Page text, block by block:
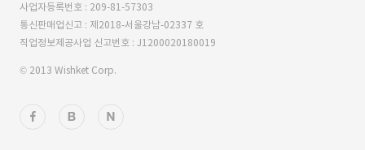
사업자등록번호 : 209-81-57303
통신판매업신고 : 제2018-서울강남-02337 호
직업정보제공사업 신고번호 : J1200020180019
© 2013 Wishket Corp.